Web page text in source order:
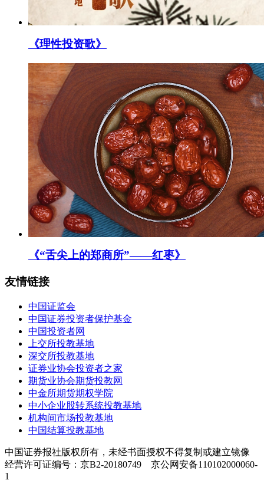
《理性投资歌》
《“舌尖上的郑商所”——红枣》
友情链接
中国证监会
中国证券投资者保护基金
中国投资者网
上交所投教基地
深交所投教基地
证券业协会投资者之家
期货业协会期货投教网
中金所期货期权学院
中小企业股转系统投教基地
机构间市场投教基地
中国结算投教基地
中国证券报社版权所有，未经书面授权不得复制或建立镜像
经营许可证编号：京B2-20180749 京公网安备110102000060-
1